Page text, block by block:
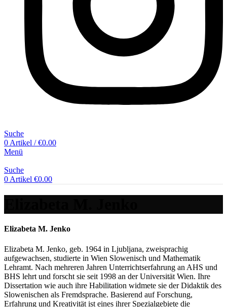
Suche
0 Artikel / €0.00
Menü
Suche
0 Artikel €0.00
Elizabeta M. Jenko
Elizabeta M. Jenko, geb. 1964 in Ljubljana, zweisprachig
aufgewachsen, studierte in Wien Slowenisch und Mathematik
Lehramt. Nach mehreren Jahren Unterrichtserfahrung an AHS und
BHS lehrt und forscht sie seit 1998 an der Universität Wien. Ihre
Dissertation wie auch ihre Habilitation widmete sie der Didaktik des
Slowenischen als Fremdsprache. Basierend auf Forschung,
Erfahrung und Kreativität ist eines ihrer Spezialgebiete die